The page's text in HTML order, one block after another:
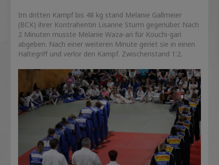
Im dritten Kampf bis 48 kg stand Melanie Gallmeier
(BCK) ihrer Kontrahentin Lisanne Sturm gegenüber. Nach
2 Minuten musste Melanie Waza-ari für Kouchi-gari
abgeben. Nach einer weiteren Minute geriet sie in einen
Haltegriff und verlor den Kampf. Zwischenstand 1:2.